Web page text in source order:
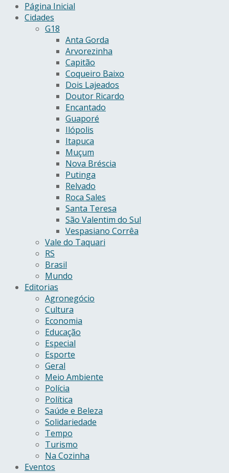
Página Inicial
Cidades
G18
Anta Gorda
Arvorezinha
Capitão
Coqueiro Baixo
Dois Lajeados
Doutor Ricardo
Encantado
Guaporé
Ilópolis
Itapuca
Muçum
Nova Bréscia
Putinga
Relvado
Roca Sales
Santa Teresa
São Valentim do Sul
Vespasiano Corrêa
Vale do Taquari
RS
Brasil
Mundo
Editorias
Agronegócio
Cultura
Economia
Educação
Especial
Esporte
Geral
Meio Ambiente
Polícia
Política
Saúde e Beleza
Solidariedade
Tempo
Turismo
Na Cozinha
Eventos